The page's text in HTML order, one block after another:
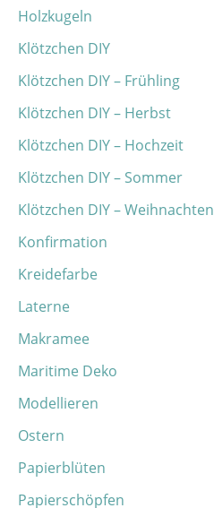
Holzkugeln
Klötzchen DIY
Klötzchen DIY – Frühling
Klötzchen DIY – Herbst
Klötzchen DIY – Hochzeit
Klötzchen DIY – Sommer
Klötzchen DIY – Weihnachten
Konfirmation
Kreidefarbe
Laterne
Makramee
Maritime Deko
Modellieren
Ostern
Papierblüten
Papierschöpfen